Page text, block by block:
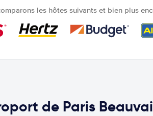
les hôtes suivants et bien plus
de Paris